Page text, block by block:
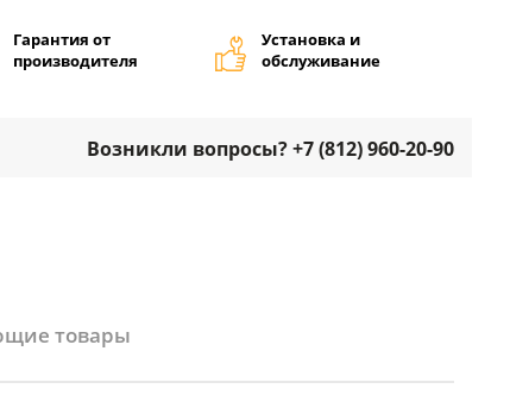
Гарантия от
производителя
Установка и
обслуживание
Возникли вопросы? +7 (812) 960-20-90
товары